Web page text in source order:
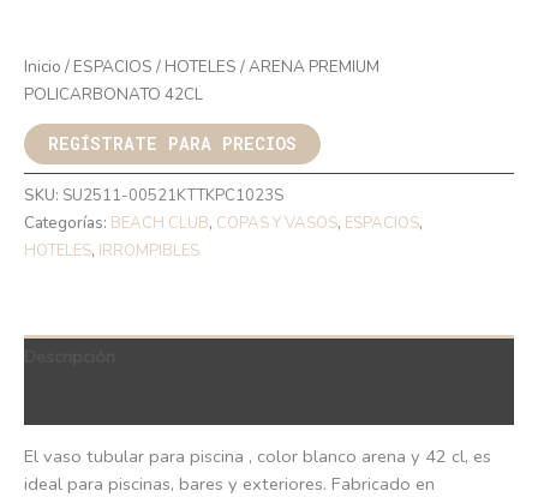
Inicio / ESPACIOS / HOTELES / ARENA PREMIUM
POLICARBONATO 42CL
REGÍSTRATE PARA PRECIOS
SKU: SU2511-00521KTTKPC1023S
Categorías: BEACH CLUB, COPAS Y VASOS, ESPACIOS,
HOTELES, IRROMPIBLES
El vaso tubular para piscina , color blanco arena y 42 cl, es
ideal para piscinas, bares y exteriores. Fabricado en